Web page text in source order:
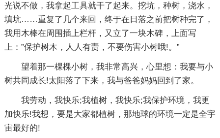
光说不做，我拿起工具就干了起来。挖坑，种树，浇水，
填坑……重复了几个来回，终于在日落之前把树种完了，
我用木棒在周围插上栏杆，又立了一块木碑，上面写
上：”保护树木，人人有责，不要伤害小树哦!。”
望着那一棵棵小树，我非常高兴，心里想：我要与小
树共同成长!太阳落了下来，我与爸爸妈妈回到了家。
我劳动，我快乐;我植树，我快乐;我保护环境，我更
加快乐!我想，要是大家都植树，那地球的环境一定是全宇
宙最好的!